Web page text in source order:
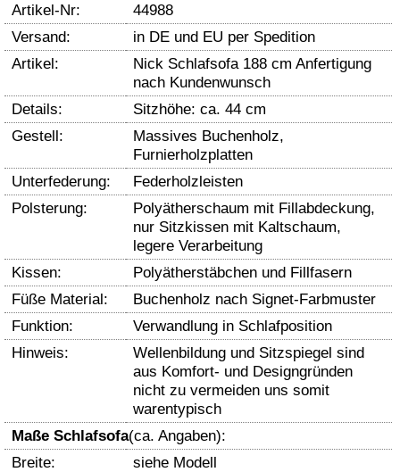
Artikel-Nr:
44988
Versand:
in DE und EU per Spedition
Artikel:
Nick Schlafsofa 188 cm Anfertigung
nach Kundenwunsch
Details:
Sitzhöhe: ca. 44 cm
Gestell:
Massives Buchenholz,
Furnierholzplatten
Unterfederung:
Federholzleisten
Polsterung:
Polyätherschaum mit Fillabdeckung,
nur Sitzkissen mit Kaltschaum,
legere Verarbeitung
Kissen:
Polyätherstäbchen und Fillfasern
Füße Material:
Buchenholz nach Signet-Farbmuster
Funktion:
Verwandlung in Schlafposition
Hinweis:
Wellenbildung und Sitzspiegel sind
aus Komfort- und Designgründen
nicht zu vermeiden uns somit
warentypisch
Maße Schlafsofa(ca. Angaben):
Breite:
siehe Modell